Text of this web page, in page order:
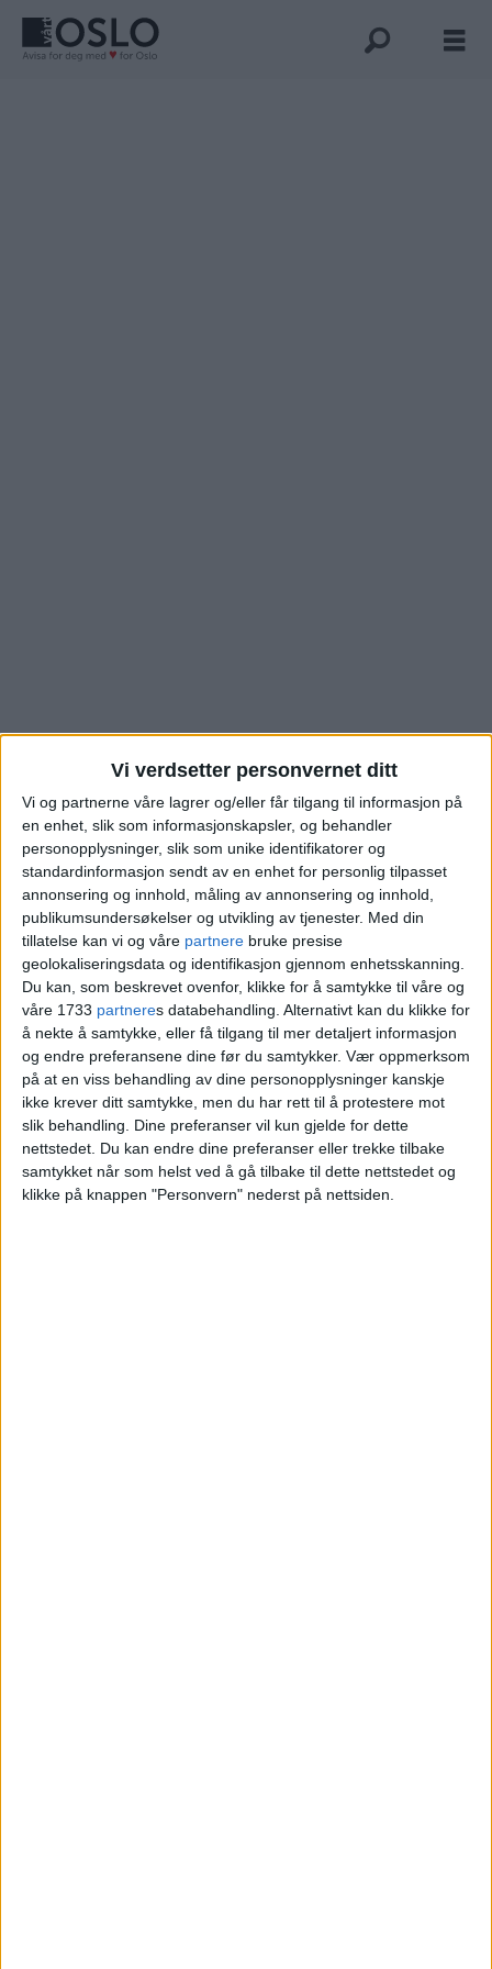
Vi verdsetter personvernet ditt
Vi og partnerne våre lagrer og/eller får tilgang til informasjon på
en enhet, slik som informasjonskapsler, og behandler
personopplysninger, slik som unike identifikatorer og
standardinformasjon sendt av en enhet for personlig tilpasset
annonsering og innhold, måling av annonsering og innhold,
publikumsundersøkelser og utvikling av tjenester. Med din
tillatelse kan vi og våre partnere bruke presise
geolokaliseringsdata og identifikasjon gjennom enhetsskanning.
Du kan, som beskrevet ovenfor, klikke for å samtykke til våre og
våre 1733 partneres databehandling. Alternativt kan du klikke for
å nekte å samtykke, eller få tilgang til mer detaljert informasjon
og endre preferansene dine før du samtykker. Vær oppmerksom
på at en viss behandling av dine personopplysninger kanskje
ikke krever ditt samtykke, men du har rett til å protestere mot
slik behandling. Dine preferanser vil kun gjelde for dette
nettstedet. Du kan endre dine preferanser eller trekke tilbake
samtykket når som helst ved å gå tilbake til dette nettstedet og
klikke på knappen "Personvern" nederst på nettsiden.
Se hva de nye eierne
av denne boligen i
Spångbergveien på
Tåsen måtte ut med
Blokkleilighet på Tåsen skiftet eiere fra
Harald J.foslien Løvstad og Inga Foslien til
Mette Karoliussen og Lars F. Karoliussen.
VårtOslo